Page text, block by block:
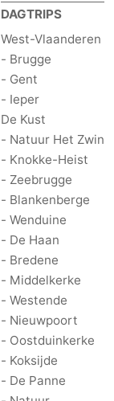
DAGTRIPS
West-Vlaanderen
- Brugge
- Gent
- Ieper
De Kust
- Natuur Het Zwin
- Knokke-Heist
- Zeebrugge
- Blankenberge
- Wenduine
- De Haan
- Bredene
- Middelkerke
- Westende
- Nieuwpoort
- Oostduinkerke
- Koksijde
- De Panne